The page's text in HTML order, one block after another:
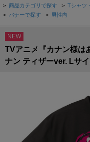
> 商品カテゴリで探す > Tシャツ
> バナーで探す > 男性向
NEW
TVアニメ『カナン様は
ナン ティザーver. Lサ